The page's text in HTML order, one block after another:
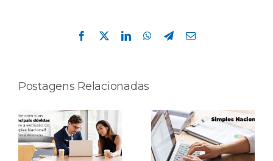
Facebook
X LinkedInWhatsApp
Telegram
E-
Postagens Relacionadas